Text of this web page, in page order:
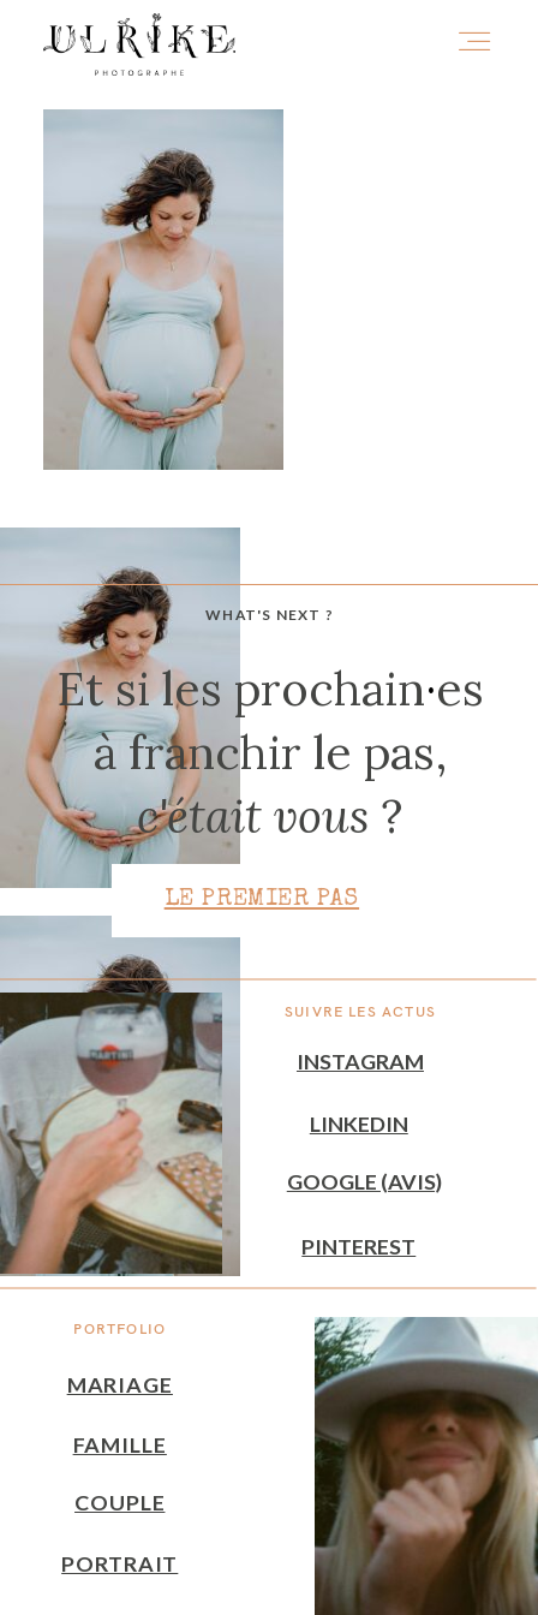
WHAT'S NEXT ?
PORTFOLIO
SUIVRE LES ACTUS
Et si les prochain·es
à franchir le pas,
c'était vous ?
MARIAGE
INSTAGRAM
GOOGLE (AVIS)
FAMILLE
PINTEREST
COUPLE
LINKEDIN
PORTRAIT
LE PREMIER PAS
PORTFOLIO
INFOS
JOURNAL
CONTACT